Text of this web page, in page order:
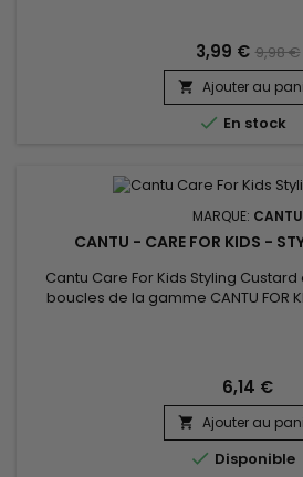
couleur tandis que le beurre de
3,99 € 9,98 €
 Ajouter au
 En stock
MARQUE: CANTU
CANTU - CARE FOR KIDS -
Cantu Care For Kids Styling
boucles de la gamme CANTU FOR
délicats des plus petits !&nbsp;
6,14 €
 Ajouter au
 Disponible